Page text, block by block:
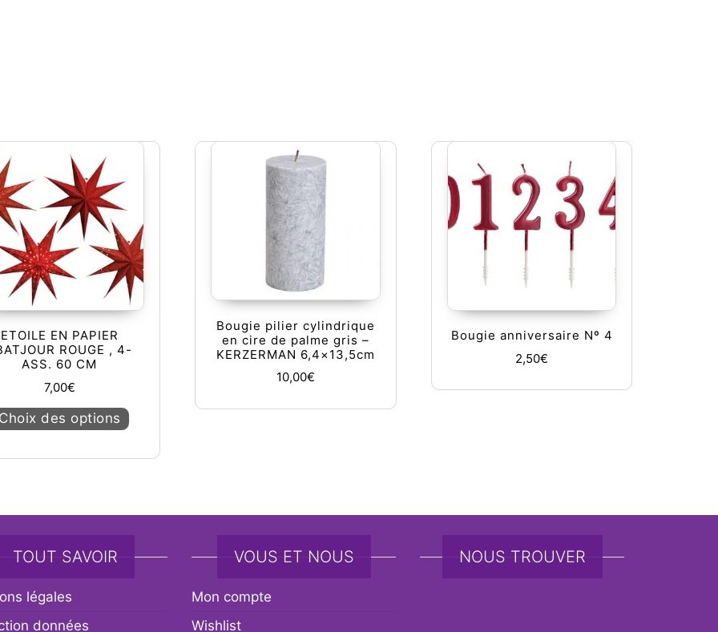
ETOILE EN PAPIER
ROUGE , 4-
ASS. 60 CM
7,00€
des options Ce produit a plusieurs variations. Les options peuvent être choisies sur la page du produit
Bougie pilier cylindrique
en cire de palme gris –
KERZERMAN 6,4×13,5cm
10,00€
Bougie anniversaire Nº 4
2,50€
TOUT SAVOIR
légales
données
VOUS ET NOUS
Mon compte
Wishlist
NOUS TROUVER